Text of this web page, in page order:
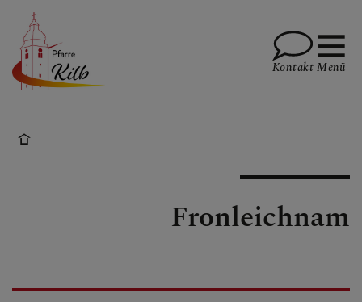
GOTTESDIENSTE
Kontakt Menü
Fronleichnam